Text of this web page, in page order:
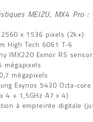
MEIZU, MX4 Pro :
x 1536 pixels (2k+)
High Tech 6061 T-6
IMX220 Exmor RS sensor
mégapixels
mégapixels
Exynos 5430 Octa-core
4 + 1,5GHz A7 x 4)
à empreinte digitale